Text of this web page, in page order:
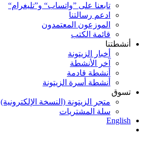
تابعنا على ”واتساب“ و”تليغرام“
ادعم رسالتنا
الموزعون المعتمدون
قائمة الكتب
أنشطتنا
أخبار الزيتونة
آخر الأنشطة
أنشطة قادمة
أنشطة أسرة الزيتونة
تسوق
متجر الزيتونة (النسخة الإلكترونية)
سلة المشتريات
English